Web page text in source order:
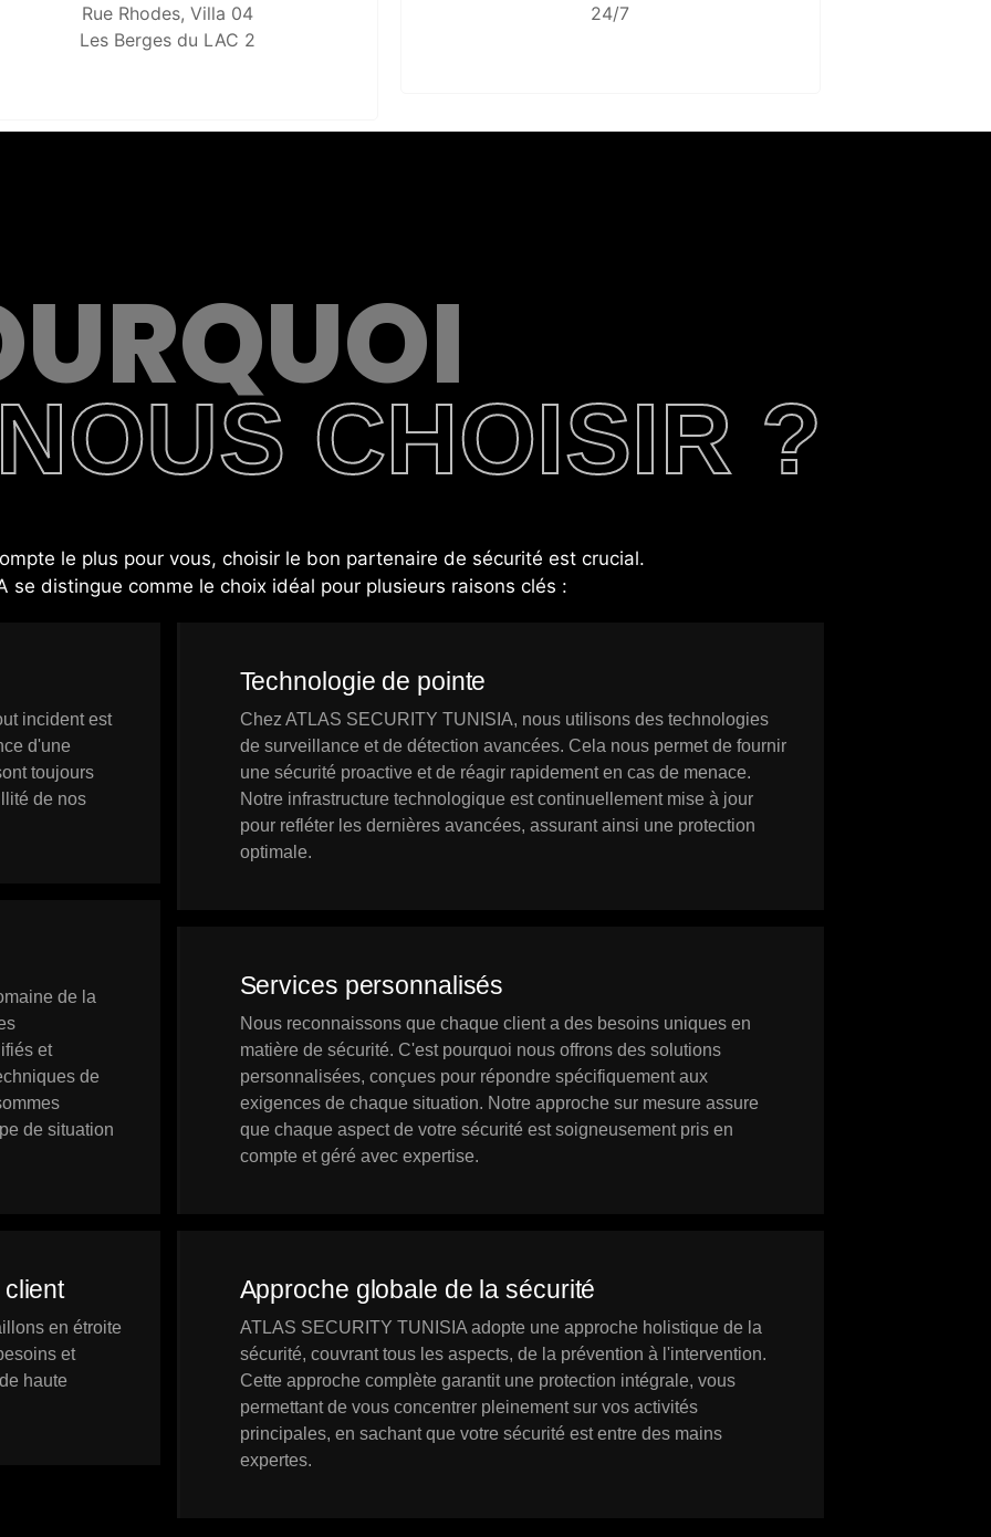
Rue Rhodes, Villa 04
Les Berges du LAC 2
24/7
CHOISIR ?
le plus pour vous, choisir le bon partenaire de sécurité est crucial.
se distingue comme le choix idéal pour plusieurs raisons clés :
incident est
d'une
toujours
de nos
de la
et
de
de situation
en étroite
et
haute
Technologie de pointe
Chez ATLAS SECURITY TUNISIA, nous utilisons des technologies
de surveillance et de détection avancées. Cela nous permet de fournir
une sécurité proactive et de réagir rapidement en cas de menace.
Notre infrastructure technologique est continuellement mise à jour
pour refléter les dernières avancées, assurant ainsi une protection
optimale.
Services personnalisés
Nous reconnaissons que chaque client a des besoins uniques en
matière de sécurité. C'est pourquoi nous offrons des solutions
personnalisées, conçues pour répondre spécifiquement aux
exigences de chaque situation. Notre approche sur mesure assure
que chaque aspect de votre sécurité est soigneusement pris en
compte et géré avec expertise.
Approche globale de la sécurité
ATLAS SECURITY TUNISIA adopte une approche holistique de la
sécurité, couvrant tous les aspects, de la prévention à l'intervention.
Cette approche complète garantit une protection intégrale, vous
permettant de vous concentrer pleinement sur vos activités
principales, en sachant que votre sécurité est entre des mains
expertes.